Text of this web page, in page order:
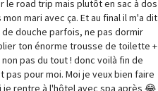
le road trip mais plutôt en sac à dos
mari avec ça. Et au final il m'a dit
douche parfois, ne pas dormir
ton énorme trousse de toilette +
pas du tout ! donc voilà fin de
pour moi. Moi je veux bien faire
je rentre à l'hôtel avec spa après 😂